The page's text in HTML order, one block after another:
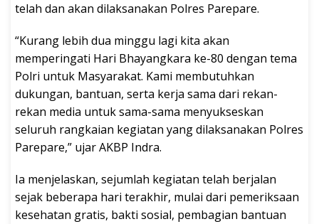
telah dan akan dilaksanakan Polres Parepare.
“Kurang lebih dua minggu lagi kita akan
memperingati Hari Bhayangkara ke-80 dengan tema
Polri untuk Masyarakat. Kami membutuhkan
dukungan, bantuan, serta kerja sama dari rekan-
rekan media untuk sama-sama menyukseskan
seluruh rangkaian kegiatan yang dilaksanakan Polres
Parepare,” ujar AKBP Indra.
Ia menjelaskan, sejumlah kegiatan telah berjalan
sejak beberapa hari terakhir, mulai dari pemeriksaan
kesehatan gratis, bakti sosial, pembagian bantuan